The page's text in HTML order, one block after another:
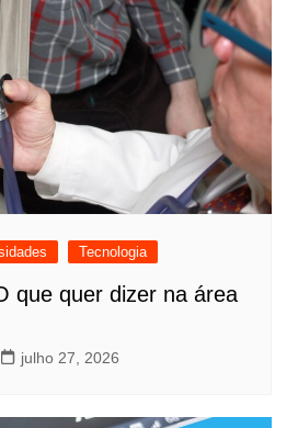
Tecnologia
que quer dizer na área
julho 27, 2026